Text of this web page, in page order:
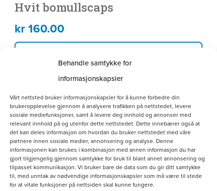
Behandle samtykke for
informasjonskapsler
Vårt nettsted bruker informasjonskapsler for å kunne forbedre din
brukeropplevelse gjennom å analysere trafikken på nettstedet, levere
sosiale mediefunksjoner, samt å levere deg innhold og annonser med
relevant innhold på og utenfor dette nettstedet. Dette innebærer også at
det kan deles informasjon om hvordan du bruker nettstedet med våre
partnere innen sosiale medier, annonsering og analyse. Denne
informasjonen kan brukes i kombinasjon med annen informasjon du har
gjort tilgjengelig gjennom samtykke for bruk til blant annet annonsering og
tilpasset kommunikasjon. Vi bruker bare de data som du gir ditt samtykke
til, med unntak av nødvendige informasjonskapsler som må være til stede
for at vitale funksjoner på nettsiden skal kunne fungere.
Hvit bomullscaps
kr160.00
produktet
har
flere
varianter.
Alternativene
kan